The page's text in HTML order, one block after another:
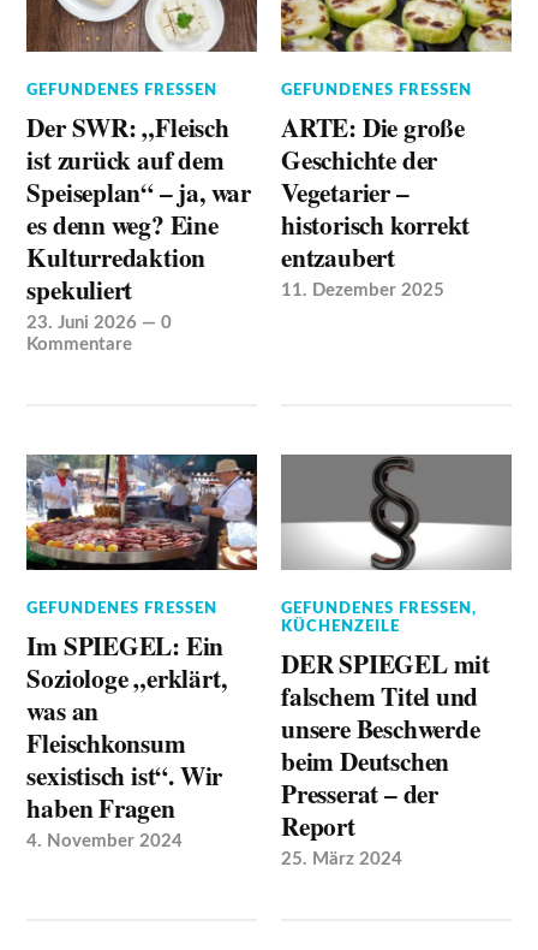
GEFUNDENES FRESSEN
Der SWR: „Fleisch
ist zurück auf dem
Speiseplan“ – ja, war
es denn weg? Eine
Kulturredaktion
spekuliert
23. Juni 2026 —0
Kommentare
GEFUNDENES FRESSEN
ARTE: Die große
Geschichte der
Vegetarier –
historisch korrekt
entzaubert
11. Dezember 2025
GEFUNDENES FRESSEN
Im SPIEGEL: Ein
Soziologe „erklärt,
was an
Fleischkonsum
sexistisch ist“. Wir
haben Fragen
4. November 2024
GEFUNDENES FRESSEN,
KÜCHENZEILE
DER SPIEGEL mit
falschem Titel und
unsere Beschwerde
beim Deutschen
Presserat – der
Report
25. März 2024